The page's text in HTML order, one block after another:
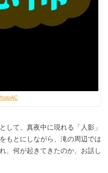
して、真夜中に現れる「人影」
もとにしながら、滝の周辺では
、何が起きてきたのか、お話し